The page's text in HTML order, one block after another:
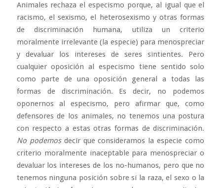
Animales rechaza el especismo porque, al igual que el
racismo, el sexismo, el heterosexismo y otras formas
de discriminación humana, utiliza un criterio
moralmente irrelevante (la especie) para menospreciar
y devaluar los intereses de seres sintientes. Pero
cualquier oposición al especismo tiene sentido solo
como parte de una oposición general a todas las
formas de discriminación. Es decir, no podemos
oponernos al especismo, pero afirmar que, como
defensores de los animales, no tenemos una postura
con respecto a estas otras formas de discriminación.
No podemosdecir que consideramos la especie como
criterio moralmente inaceptable para menospreciar o
devaluar los intereses de los no-humanos, pero que no
tenemos ninguna posición sobre si la raza, el sexo o la